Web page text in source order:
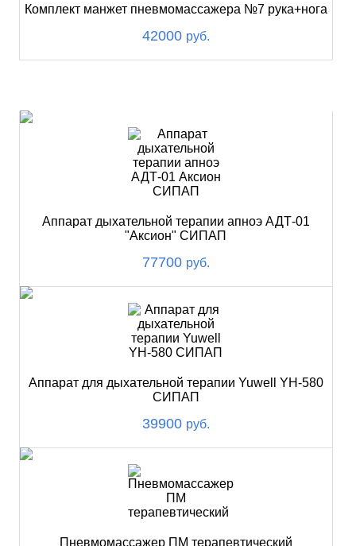
Комплект манжет пневмомассажера №7 рука+нога
42000 руб.
Аппарат дыхательной терапии апноэ АДТ-01
"Аксион" СИПАП
77700 руб.
Аппарат для дыхательной терапии Yuwell YH-580
СИПАП
39900 руб.
Пневмомассажер ПМ терапевтический